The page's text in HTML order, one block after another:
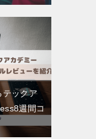
テックア
週間コ